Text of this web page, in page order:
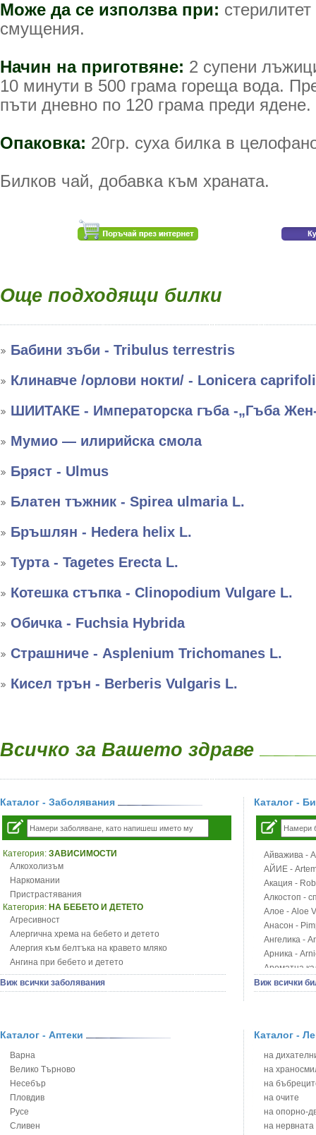
Може да се използва при:
смущения.
Начин на приготвяне: 2 супени
10 минути в 500 грама гореща вода.
пъти дневно по 120 грама преди ядене.
Опаковка: 20гр. суха билка в
Билков чай, добавка към храната.
Още подходящи билки
Бабини зъби - Tribulus terrestris
Клинавче /орлови нокти/ - Lonicera
ШИИТАКЕ - Императорска гъба -„Гъба
Мумио — илирийска смола
Бряст - Ulmus
Блатен тъжник - Spirea ulmaria L.
Бръшлян - Hedera helix L.
Турта - Tagetes Erecta L.
Котешка стъпка - Clinopodium Vulgare L.
Обичка - Fuchsia Hybrida
Страшниче - Asplenium Trichomanes L.
Кисел трън - Berberis Vulgaris L.
Всичко за Вашето здраве
Каталог - Заболявания
Категория: ЗАВИСИМОСТИ
Алкохолизъм
Наркомании
Пристрастявания
Категория: НА БЕБЕТО И ДЕТЕТО
Агресивност
Алергична хрема на бебето и детето
Алергия към белтъка на кравето мляко
Ангина при бебето и детето
Анемия при бебето и детето
Апетит - пълни деца
Бронхиална астма при бебето и детето
Варицела
Висока температура на бебето и детето
Възпаление на ушите на бебето и детето
Глисти
Грижа за пъпа на новороденото
Грип при бебето и детето
Виж всички заболявания
Каталог -
Айважива -
АЙИЕ -
Акация -
Алкостоп -
Алое - Aloe
Анасон -
Ангелика -
Арника -
Ароматна
Арония -
Блатен
Блян
Бобови
Божур -
Борови
Босилек -
Брей -
Виж всички
Каталог - Аптеки
Варна
Велико Търново
Несебър
Пловдив
Русе
Сливен
Каталог -
на
на
на
на очите
на опорно-
на нервната